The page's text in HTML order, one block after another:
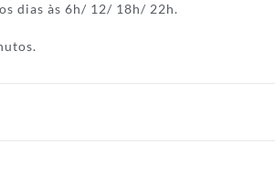
dias às 6h/ 12/ 18h/ 22h.